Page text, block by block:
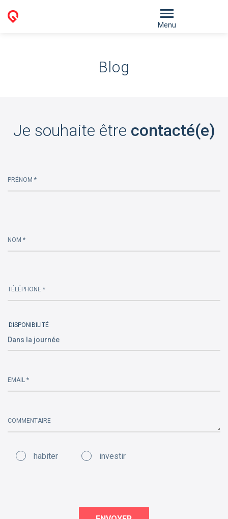
Menu
Blog
Je souhaite être contacté(e)
PRÉNOM *
this
NOM *
TÉLÉPHONE *
DISPONIBILITÉ
EMAIL *
COMMENTAIRE
habiter investir